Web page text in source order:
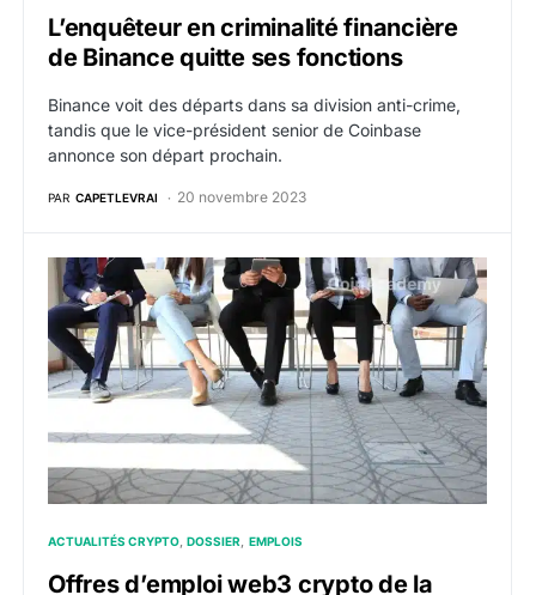
L’enquêteur en criminalité financière
de Binance quitte ses fonctions
Binance voit des départs dans sa division anti-crime,
tandis que le vice-président senior de Coinbase
annonce son départ prochain.
PAR CAPETLEVRAI 20 novembre 2023
Offres d’emploi web3 crypto de la semaine du 13
ACTUALITÉS CRYPTO DOSSIER EMPLOIS
Offres d’emploi web3 crypto de la